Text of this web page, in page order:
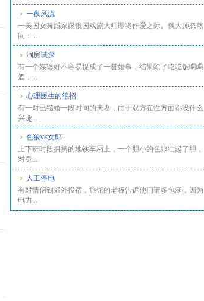
一夜风流
一美国女舞蹈家跟俄国戏剧大师即将作爱之际。俄大师忽然
问：...
洞房试探
有一个媒婆好不容易捉成了一桩婚事，结果除了吃吃饭喝喝
酒，...
心理医生的绝招
有一对已结婚一段时间的夫妻，由于双方在性方面都没什么
兴趣...
色狼vs女郎
上下班时段拥挤的地铁车厢上，一个胆小的色狼壮起了胆，
对身...
人工停电
有对情侣到郊外投宿，旅馆的老板告诉他们请多包涵，因为
电力...